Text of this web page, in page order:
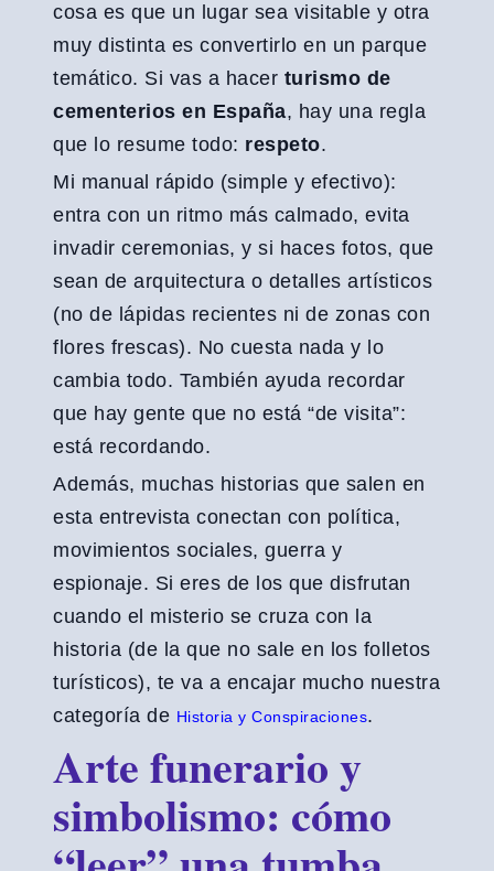
cosa es que un lugar sea visitable y otra
muy distinta es convertirlo en un parque
temático. Si vas a hacer turismo de
cementerios en España, hay una regla
que lo resume todo: respeto.
Mi manual rápido (simple y efectivo):
entra con un ritmo más calmado, evita
invadir ceremonias, y si haces fotos, que
sean de arquitectura o detalles artísticos
(no de lápidas recientes ni de zonas con
flores frescas). No cuesta nada y lo
cambia todo. También ayuda recordar
que hay gente que no está “de visita”:
está recordando.
Además, muchas historias que salen en
esta entrevista conectan con política,
movimientos sociales, guerra y
espionaje. Si eres de los que disfrutan
cuando el misterio se cruza con la
historia (de la que no sale en los folletos
turísticos), te va a encajar mucho nuestra
categoría de Historia y Conspiraciones.
Arte funerario y
simbolismo: cómo